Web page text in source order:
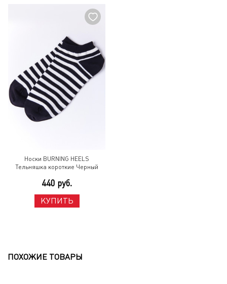
Носки BURNING HEELS
Тельняшка короткие Черный
440 руб.
КУПИТЬ
ПОХОЖИЕ ТОВАРЫ